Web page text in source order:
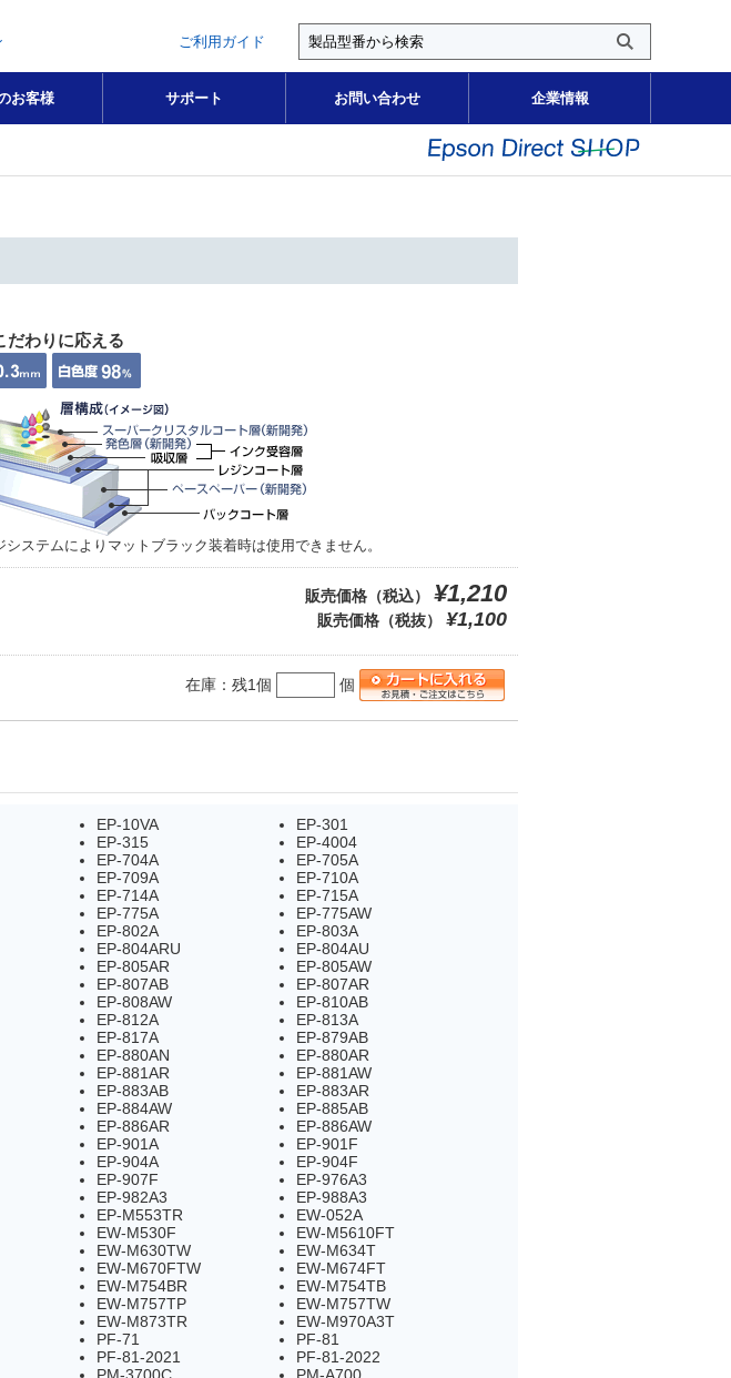
ご利用ガイド
お客様 サポート お問い合わせ 企業情報
だわりに応える
ステムによりマットブラック装着時は使用できません。
販売価格（税込） ¥1,210
販売価格（税抜） ¥1,100
在庫：残1個 個
EP-10VA
EP-301
EP-315
EP-4004
EP-704A
EP-705A
EP-709A
EP-710A
EP-714A
EP-715A
EP-775A
EP-775AW
EP-802A
EP-803A
EP-804ARU
EP-804AU
EP-805AR
EP-805AW
EP-807AB
EP-807AR
EP-808AW
EP-810AB
EP-812A
EP-813A
EP-817A
EP-879AB
EP-880AN
EP-880AR
EP-881AR
EP-881AW
EP-883AB
EP-883AR
EP-884AW
EP-885AB
EP-886AR
EP-886AW
EP-901A
EP-901F
EP-904A
EP-904F
EP-907F
EP-976A3
EP-982A3
EP-988A3
EP-M553TR
EW-052A
EW-M530F
EW-M5610FT
EW-M630TW
EW-M634T
EW-M670FTW
EW-M674FT
EW-M754BR
EW-M754TB
EW-M757TP
EW-M757TW
EW-M873TR
EW-M970A3T
PF-71
PF-81
PF-81-2021
PF-81-2022